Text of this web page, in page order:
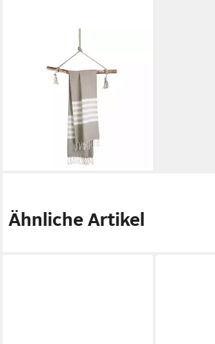
Strandtuch Fouta Sunshade
Happiness Taupe - 100x180
cm, Taupe 100% Baumwolle
Hammam Handtücher
UVP51,29 €
lieferbar - in 2-3 Werktagen bei dir
Ähnliche Artikel